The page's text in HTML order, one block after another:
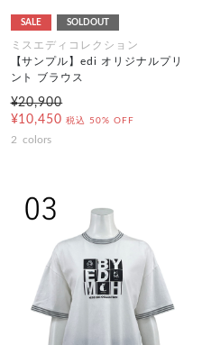
SALE SOLDOUT
ミスエディコレクション
【サンプル】edi オリジナルプリ
ント ブラウス
¥20,900
¥10,450 税込 50% OFF
2 colors